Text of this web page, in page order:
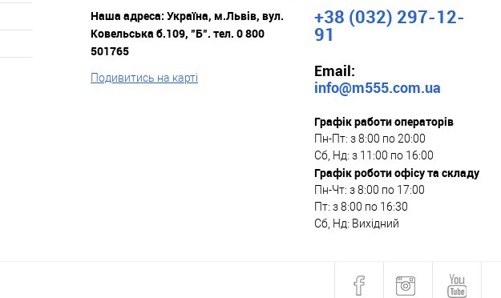
Наша адреса: Україна, м.Львів, вул.
Ковельська б.109, "Б". тел. 0 800
501765
Подивитись на карті
+38 (032) 297-12-
91
Email:
info@m555.com.ua
Графік работи операторів
Пн-Пт: з 8:00 по 20:00
Сб, Нд: з 11:00 по 16:00
Графік роботи офісу та складу
Пн-Чт: з 8:00 по 17:00
Пт: з 8:00 по 16:30
Сб, Нд: Вихідний